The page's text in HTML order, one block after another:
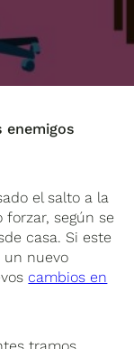
enemigos
el salto a la
según se
casa. Si este
un nuevo
cambios en
tramos